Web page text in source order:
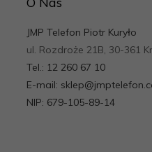
JMP Telefon Piotr Kuryło
ul. Rozdroże 21B, 30-361
Tel.: 12 260 67 10
E-mail:
NIP: 679-105-89-14